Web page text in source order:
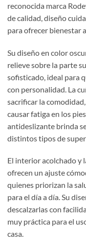
reconocida marca
de calidad, diseño
para ofrecer bienestar
Su diseño en color
relieve sobre la parte
sofisticado, ideal para
con personalidad. La
sacrificar la
causar fatiga en los
antideslizante brinda
distintos tipos de
El interior acolchado y
ofrecen un ajuste
quienes priorizan la
para el día a día. Su
descalzarlas con
muy práctica para el
casa.